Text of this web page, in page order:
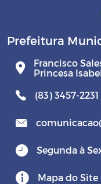
Prefeitura
Francisco
Princesa
(83) 3457-2231
Segunda à
Mapa do Site